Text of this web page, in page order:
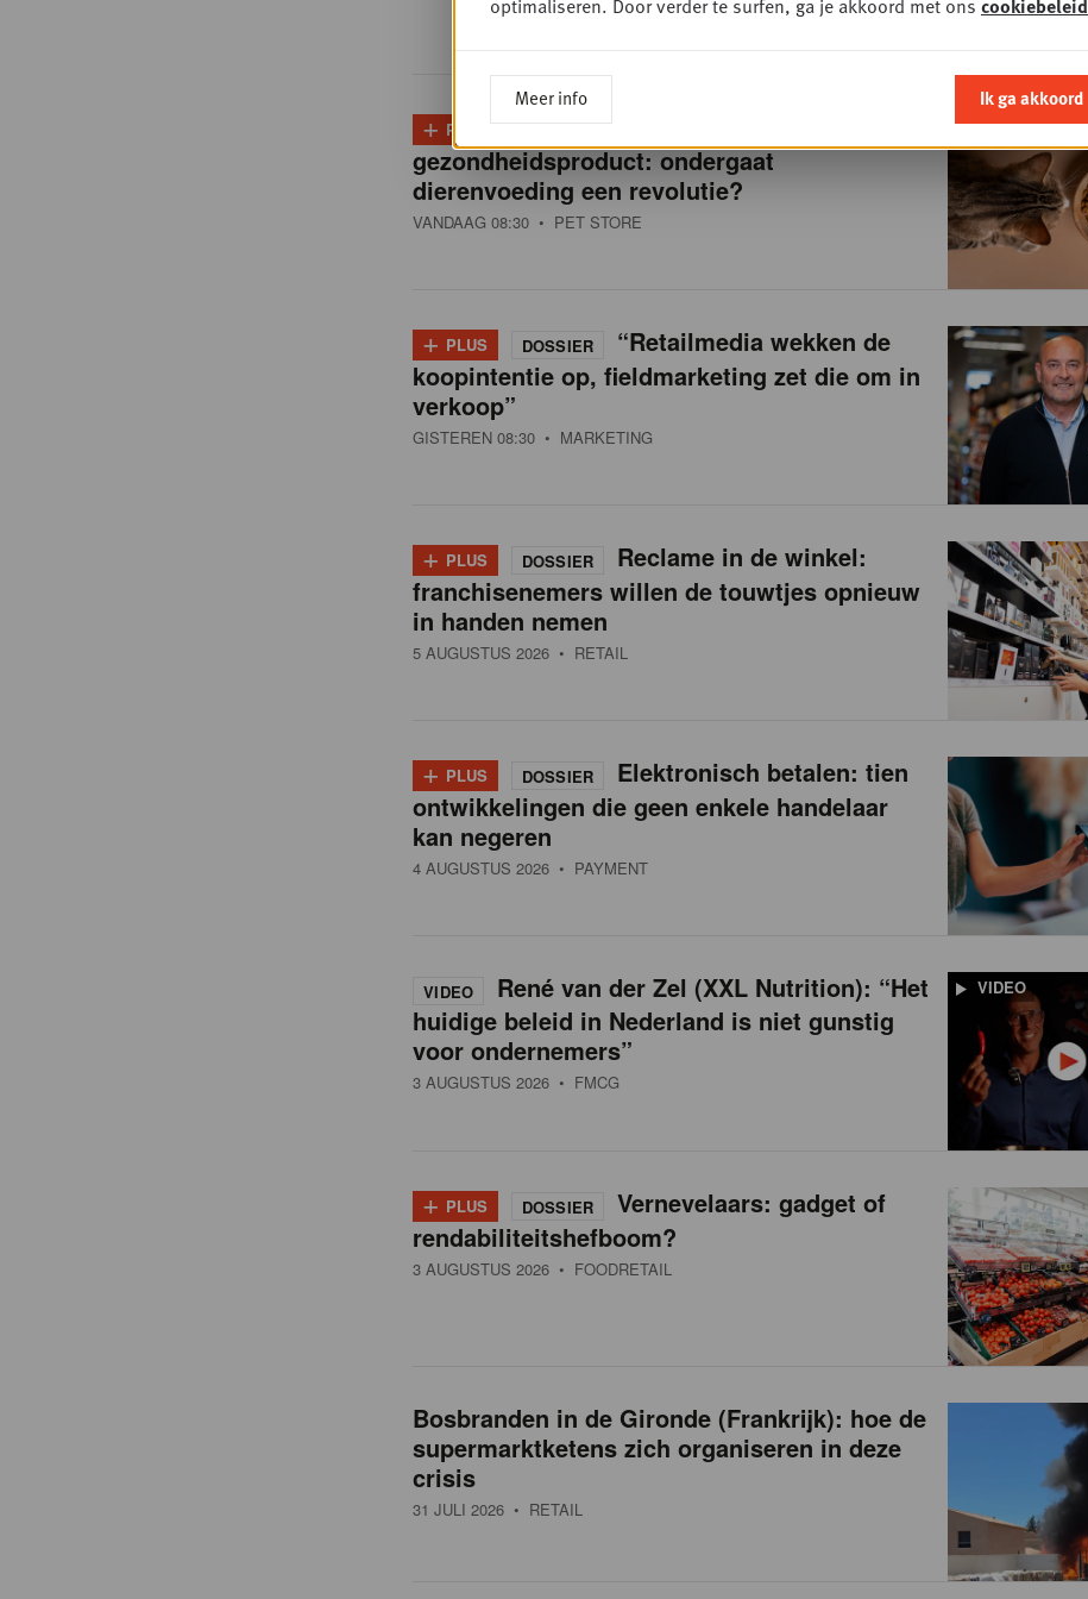
+ PLUS DOSSIER
gezondheidsproduct: ondergaat
dierenvoeding een revolutie?
VANDAAG 08:30 • PET STORE
+ PLUS DOSSIER
“Retailmedia wekken de
koopintentie op, fieldmarketing zet die om in
verkoop”
GISTEREN 08:30 • MARKETING
+ PLUS DOSSIER
Reclame in de winkel:
franchisenemers willen de touwtjes opnieuw
in handen nemen
5 AUGUSTUS 2026 • RETAIL
+ PLUS DOSSIER
Elektronisch betalen: tien
ontwikkelingen die geen enkele handelaar
kan negeren
4 AUGUSTUS 2026 • PAYMENT
VIDEO
VIDEO
René van der Zel (XXL Nutrition): “Het
huidige beleid in Nederland is niet gunstig
voor ondernemers”
3 AUGUSTUS 2026 • FMCG
+ PLUS DOSSIER
Vernevelaars: gadget of
rendabiliteitshefboom?
3 AUGUSTUS 2026 • FOODRETAIL
Bosbranden in de Gironde (Frankrijk): hoe de
supermarktketens zich organiseren in deze
crisis
31 JULI 2026 • RETAIL
optimaliseren. Door verder te surfen, ga je akkoord met ons cookiebeleid
Meer info Ik ga akkoord